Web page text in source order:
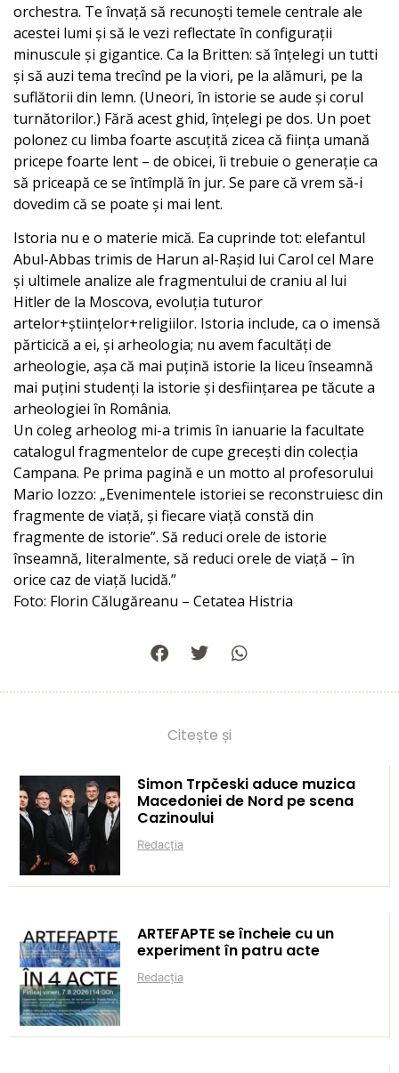
orchestra. Te învață să recunoști temele centrale ale
acestei lumi și să le vezi reflectate în configurații
minuscule și gigantice. Ca la Britten: să înțelegi un tutti
și să auzi tema trecînd pe la viori, pe la alămuri, pe la
suflătorii din lemn. (Uneori, în istorie se aude și corul
turnătorilor.) Fără acest ghid, înțelegi pe dos. Un poet
polonez cu limba foarte ascuțită zicea că ființa umană
pricepe foarte lent – de obicei, îi trebuie o generație ca
să priceapă ce se întîmplă în jur. Se pare că vrem să-i
dovedim că se poate și mai lent.
Istoria nu e o materie mică. Ea cuprinde tot: elefantul
Abul-Abbas trimis de Harun al-Rașid lui Carol cel Mare
și ultimele analize ale fragmentului de craniu al lui
Hitler de la Moscova, evoluția tuturor
artelor+științelor+religiilor. Istoria include, ca o imensă
părticică a ei, și arheologia; nu avem facultăți de
arheologie, așa că mai puțină istorie la liceu înseamnă
mai puțini studenți la istorie și desființarea pe tăcute a
arheologiei în România.
Un coleg arheolog mi-a trimis în ianuarie la facultate
catalogul fragmentelor de cupe grecești din colecția
Campana. Pe prima pagină e un motto al profesorului
Mario Iozzo: „Evenimentele istoriei se reconstruiesc din
fragmente de viață, și fiecare viață constă din
fragmente de istorie”. Să reduci orele de istorie
înseamnă, literalmente, să reduci orele de viață – în
orice caz de viață lucidă.”
Foto: Florin Călugăreanu – Cetatea Histria
Citește și
Simon Trpčeski aduce muzica
Macedoniei de Nord pe scena
Cazinoului
Redacția
ARTEFAPTE se încheie cu un
experiment în patru acte
Redacția